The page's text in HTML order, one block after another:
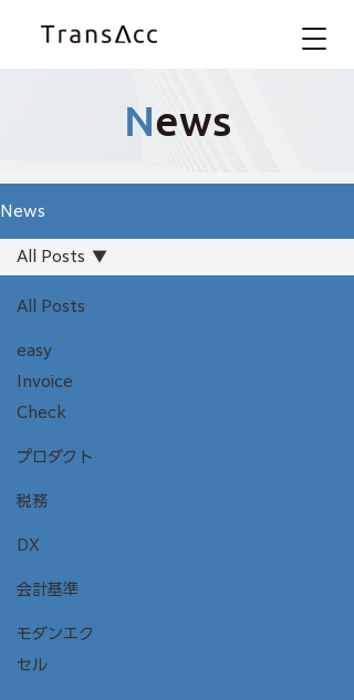
News
News
All Posts
easy
Invoice
Check
プロダクト
税務
DX
会計基準
モダンエク
セル
All Posts